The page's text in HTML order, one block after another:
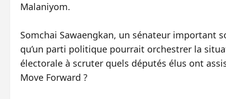
Malaniyom.
Somchai Sawaengkan, un sénateur important
qu’un parti politique pourrait orchestrer la
électorale à scruter quels députés élus ont
Move Forward ?